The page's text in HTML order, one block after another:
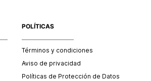
POLÍTICAS
Términos y condiciones
Aviso de privacidad
Políticas de Protección de Datos